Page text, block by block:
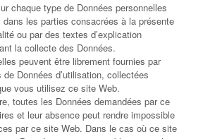
chaque type de Données personnelles
les parties consacrées à la présente
ou par des textes d’explication
la collecte des Données.
peuvent être librement fournies par
de Données d’utilisation, collectées
vous utilisez ce site Web.
toutes les Données demandées par ce
et leur absence peut rendre impossible
par ce site Web. Dans le cas où ce site